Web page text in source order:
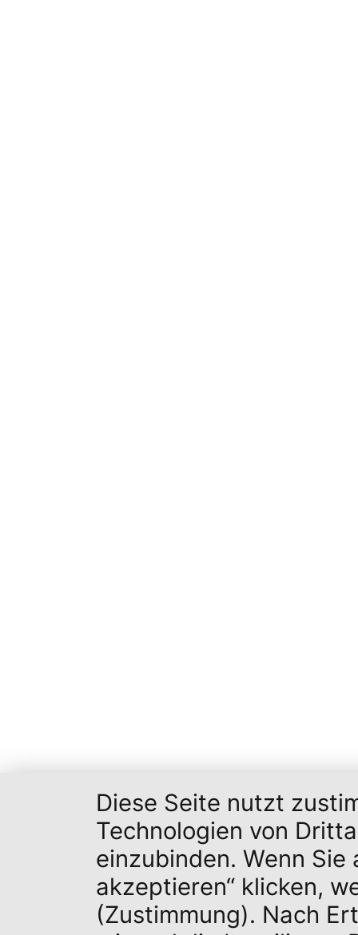
Diese Seite nutzt
Technologien von
einzubinden. Wenn
akzeptieren“ klicken,
(Zustimmung). Nach